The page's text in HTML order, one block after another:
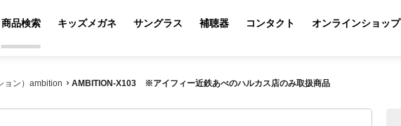
商品検索 キッズメガネ サングラス 補聴器 コンタクト オンラインショップ
ョン）ambition AMBITION-X103 ※アイフィー近鉄あべのハルカス店のみ取扱商品